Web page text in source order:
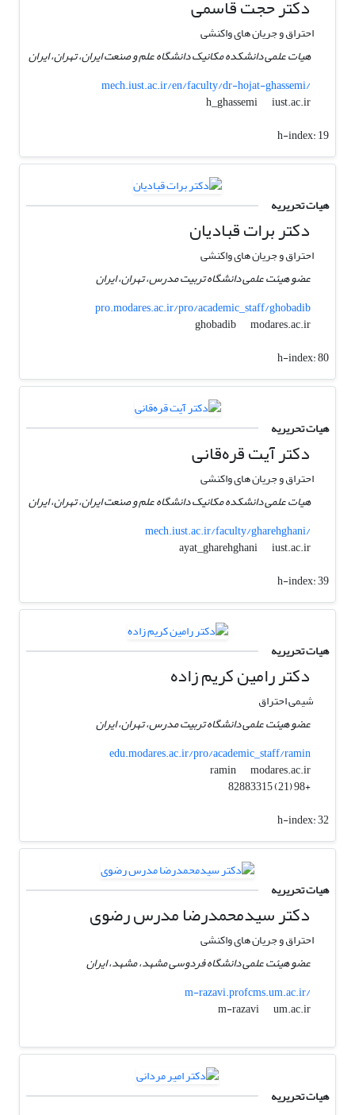
دکتر حجت قاسمی
احتراق و جریان های واکنشی
هیات علمی دانشکده مکانیک دانشگاه علم و صنعت ایران، تهران، ایران
mech.iust.ac.ir/en/faculty/dr-hojat-ghassemi/
h_ghassemi
iust.ac.ir
h-index:19
هیات تحریریه
دکتر برات قبادیان
احتراق و جریان های واکنشی
عضو هیئت علمی دانشگاه تربیت مدرس، تهران، ایران
pro.modares.ac.ir/pro/academic_staff/ghobadib
ghobadib
modares.ac.ir
h-index:80
هیات تحریریه
دکتر آیت قره‌قانی
احتراق و جریان های واکنشی
هیات علمی دانشکده مکانیک دانشگاه علم و صنعت ایران، تهران، ایران
mech.iust.ac.ir/faculty/gharehghani/
ayat_gharehghani
iust.ac.ir
h-index:39
هیات تحریریه
دکتر رامین کریم زاده
شیمی احتراق
عضو هیئت علمی دانشگاه تربیت مدرس، تهران، ایران
edu.modares.ac.ir/pro/academic_staff/ramin
ramin
modares.ac.ir
+98 (21) 82883315
h-index:32
هیات تحریریه
دکتر سیدمحمدرضا مدرس رضوی
احتراق و جریان های واکنشی
عضو هیئت علمی دانشگاه فردوسی مشهد، مشهد، ایران
m-razavi.profcms.um.ac.ir/
m-razavi
um.ac.ir
هیات تحریریه